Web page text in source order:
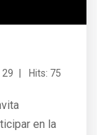
29 Hits: 75
en la